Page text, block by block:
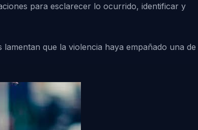
para esclarecer lo ocurrido, identificar y
que la violencia haya empañado una de